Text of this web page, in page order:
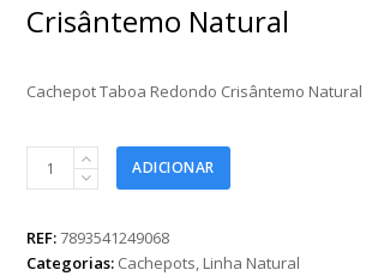
Crisântemo Natural
Cachepot Taboa Redondo Crisântemo Natural
Cachepot
Crisântemo
Natural
ADICIONAR
REF:7893541249068
Categorias: Cachepots, Linha Natural